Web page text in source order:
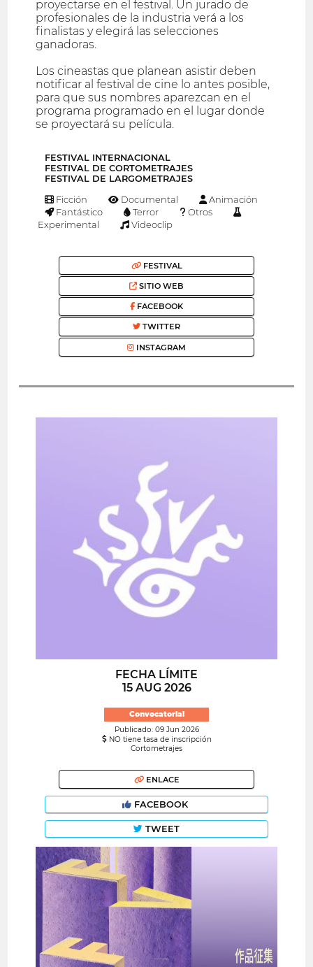
proyectarse en el festival. Un jurado de
profesionales de la industria verá a los
finalistas y elegirá las selecciones
ganadoras.
Los cineastas que planean asistir deben
notificar al festival de cine lo antes posible,
para que sus nombres aparezcan en el
programa programado en el lugar donde
se proyectará su película.
FESTIVAL INTERNACIONAL
FESTIVAL DE CORTOMETRAJES
FESTIVAL DE LARGOMETRAJES
Ficción Documental
Animación
Fantástico
Terror
Otros
Experimental
Videoclip
FESTIVAL
SITIO WEB
FACEBOOK
TWITTER
INSTAGRAM
FECHA LÍMITE
15 AUG 2026
Convocatoria!
Publicado: 09 Jun 2026
NO tiene tasa de inscripción
Cortometrajes
ENLACE
FACEBOOK
TWEET